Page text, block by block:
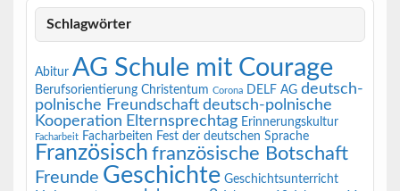
Schlagwörter
Abitur AG Schule mit Courage
Berufsorientierung Christentum Corona DELF AG deutsch-
polnische Freundschaft deutsch-polnische
Kooperation Elternsprechtag Erinnerungskultur
Facharbeit Facharbeiten Fest der deutschen Sprache
Französisch französische Botschaft
Freunde Geschichte Geschichtsunterricht